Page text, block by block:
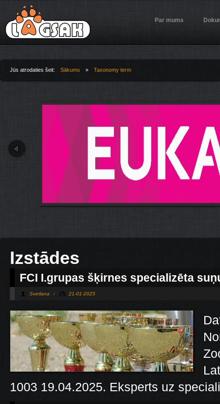
Jump to Navigation
Par mums
Jūs atrodaties šeit:
Jūs atrodaties šeit
Sākums » Taxonomy term
Izstādes
FCI I.grupas šķirnes specializēta
Svetlana / 21-01-2025
1003 19.04.2025. Eksperts uz